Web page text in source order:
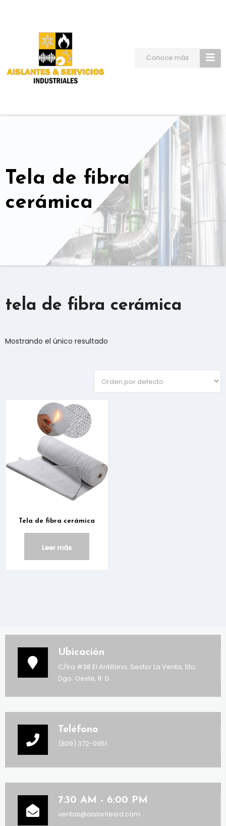
Conoce más
Tela de fibra
cerámica
tela de fibra cerámica
Mostrando el único resultado
Tela de fibra cerámica
Leer más
Ubicación
C/1ra #38 El Antillano, Sector La Venta, Sto.
Dgo. Oeste, R. D.
Teléfono
(809) 372-0951
7:30 AM - 6:00 PM
ventas@aislantesrd.com